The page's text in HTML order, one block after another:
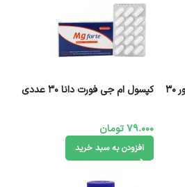
ساشه مگ گلد فورت گلدن اسکور 30
کپسول ام جی فورت دانا 30 عددی
79.000تومان
افزودن به سبد خرید